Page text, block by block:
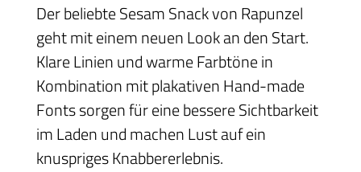
Der beliebte Sesam Snack von Rapunzel
geht mit einem neuen Look an den Start.
Klare Linien und warme Farbtöne in
Kombination mit plakativen Hand-made
Fonts sorgen für eine bessere Sichtbarkeit
im Laden und machen Lust auf ein
knuspriges Knabbererlebnis.